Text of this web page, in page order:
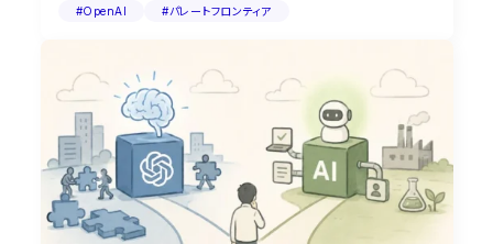
#OpenAI
#パレートフロンティア